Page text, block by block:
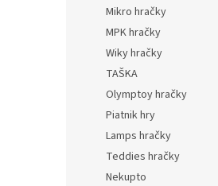
Mikro hračky
MPK hračky
Wiky hračky
TAŠKA
Olymptoy hračky
Piatnik hry
Lamps hračky
Teddies hračky
Nekupto